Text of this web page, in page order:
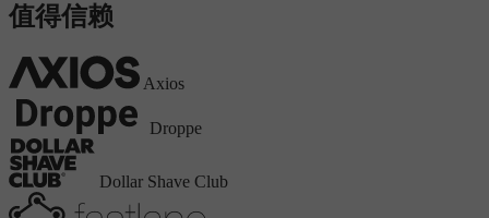
值得信赖
Axios
Droppe
Dollar Shave Club